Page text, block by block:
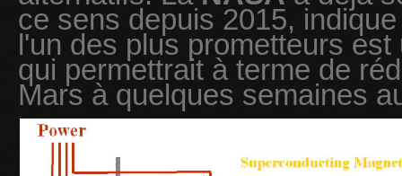
ce sens depuis 2015,
l'un des plus prometteurs
qui permettrait à terme de
Mars à quelques semaines